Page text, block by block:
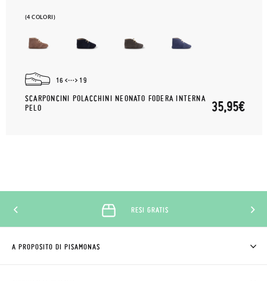
(4 COLORI)
16 19
SCARPONCINI POLACCHINI NEONATO FODERA INTERNA
PELO
35,95€
RESI GRATIS
A PROPOSITO DI PISAMONAS